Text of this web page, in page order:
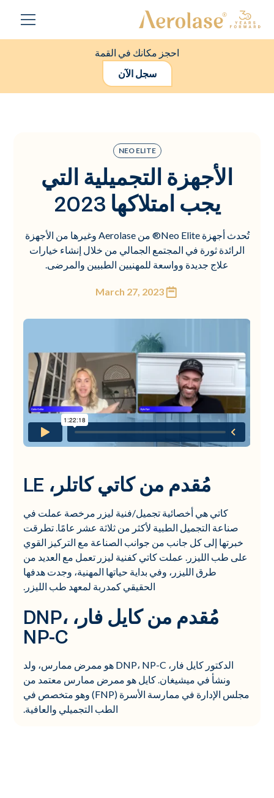
احجز مكانك في القمة
سجل الآن
NEO ELITE
الأجهزة التجميلية التي
يجب امتلاكها 2023
تُحدث أجهزة Neo Elite® من Aerolase وغيرها من الأجهزة
الرائدة ثورة في المجتمع الجمالي من خلال إنشاء خيارات
علاج جديدة وواسعة للمهنيين الطبيين والمرضى.
March 27, 2023
مُقدم من كاتي كاتلر، LE
كاتي هي أخصائية تجميل/فنية ليزر مرخصة عملت في
صناعة التجميل الطبية لأكثر من ثلاثة عشر عامًا. تطرقت
خبرتها إلى كل جانب من جوانب الصناعة مع التركيز القوي
على طب الليزر. عملت كاتي كفنية ليزر تعمل مع العديد من
طرق الليزر، وفي بداية حياتها المهنية، وجدت هدفها
الحقيقي كمدربة لمعهد طب الليزر.
مُقدم من كايل فار، DNP،
NP-C
الدكتور كايل فار، DNP، NP-C هو ممرض ممارس، ولد
ونشأ في ميشيغان. كايل هو ممرض ممارس معتمد من
مجلس الإدارة في ممارسة الأسرة (FNP) وهو متخصص في
الطب التجميلي والعافية.